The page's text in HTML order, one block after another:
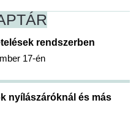
rendszerben
17-én
nyílászáróknál és más